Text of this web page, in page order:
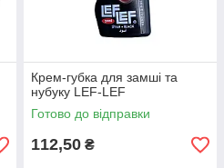
Крем-губка для замші та
нубуку LEF-LEF
Готово до відправки
112,50 ₴